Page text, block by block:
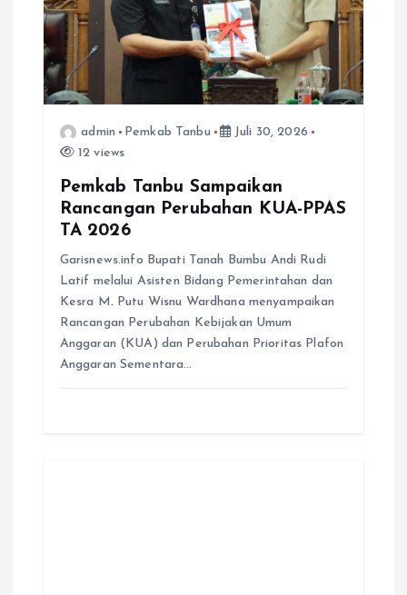
o
s
admin Pemkab Tanbu
Juli 30, 2026
12 views
Pemkab Tanbu Sampaikan
Rancangan Perubahan KUA-PPAS
TA 2026
Garisnews.info Bupati Tanah Bumbu Andi Rudi
Latif melalui Asisten Bidang Pemerintahan dan
Kesra M. Putu Wisnu Wardhana menyampaikan
Rancangan Perubahan Kebijakan Umum
Anggaran (KUA) dan Perubahan Prioritas Plafon
Anggaran Sementara…